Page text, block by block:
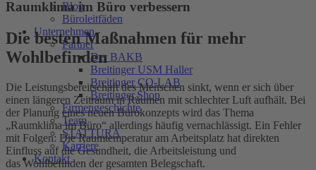
Blog
Büroleitfäden
Unternehmen
Partner
Der BAKB
Breitinger USM Haller
Breitinger CO-LAB
Breitinger.Shop
Firmengeschichte
Team
STATTURA
Karriere
Kontakt
Raumklima im Büro verbessern
Die besten Maßnahmen für mehr
Wohlbefinden
Die Leistungsbereitschaft des Menschen sinkt, wenn er sich über
einen längeren Zeitraum in Räumen mit schlechter Luft aufhält. Bei
der Planung eines neuen Bürokonzepts wird das Thema
„Raumklima im Büro“ allerdings häufig vernachlässigt. Ein Fehler
mit Folgen: Die Raumtemperatur am Arbeitsplatz hat direkten
Einfluss auf die Gesundheit, die Arbeitsleistung und
das Wohlbefinden der gesamten Belegschaft.